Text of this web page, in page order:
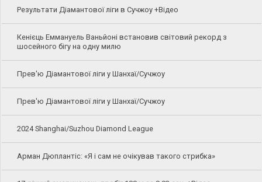
Результати Діамантової ліги в Сучжоу +Відео
Кенієць Еммануель Ваньйоні встановив світовий рекорд з
шосейного бігу на одну милю
Прев'ю Діамантової ліги у Шанхаї/Сучжоу
Прев'ю Діамантової ліги у Шанхаї/Сучжоу
2024 Shanghai/Suzhou Diamond League
Арман Дюплантіс: «Я і сам не очікував такого стрибка»